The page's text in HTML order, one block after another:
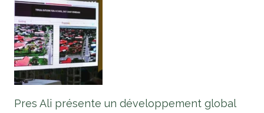
Pres Ali présente un développement global